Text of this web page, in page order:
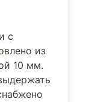
с
из
10 мм.